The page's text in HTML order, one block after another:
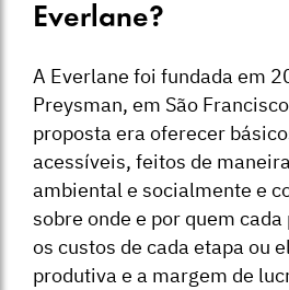
Everlane?
A Everlane foi fundada em
Preysman, em São
proposta era oferecer
acessíveis, feitos de
ambiental e socialmente e
sobre onde e por quem
os custos de cada etapa ou
produtiva e a margem de